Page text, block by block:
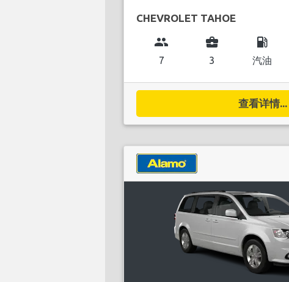
CHEVROLET TAHOE
group
7
business_center
3
local_gas_station
汽油
查看详情...